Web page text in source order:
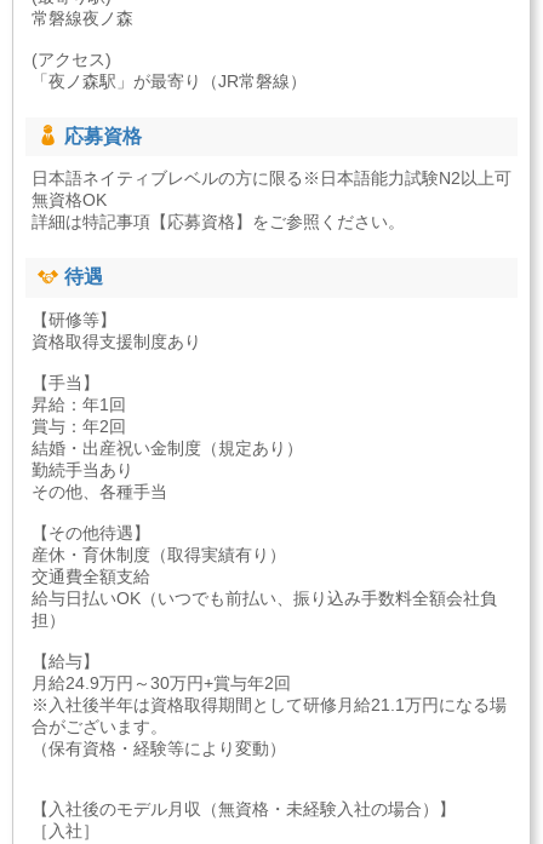
常磐線夜ノ森
(アクセス)
「夜ノ森駅」が最寄り（JR常磐線）
応募資格
日本語ネイティブレベルの方に限る※日本語能力試験N2以上可
無資格OK
詳細は特記事項【応募資格】をご参照ください。
待遇
【研修等】
資格取得支援制度あり
【手当】
昇給：年1回
賞与：年2回
結婚・出産祝い金制度（規定あり）
勤続手当あり
その他、各種手当
【その他待遇】
産休・育休制度（取得実績有り）
交通費全額支給
給与日払いOK（いつでも前払い、振り込み手数料全額会社負
担）
【給与】
月給24.9万円～30万円+賞与年2回
※入社後半年は資格取得期間として研修月給21.1万円になる場
合がございます。
（保有資格・経験等により変動）
【入社後のモデル月収（無資格・未経験入社の場合）】
［入社］